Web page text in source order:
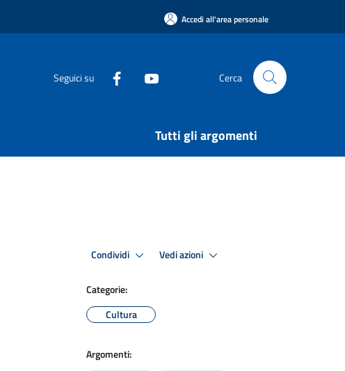
Accedi all'area personale
Seguici su Cerca
Tutti gli argomenti
Condividi Vedi azioni
Categorie:
Cultura
Argomenti: